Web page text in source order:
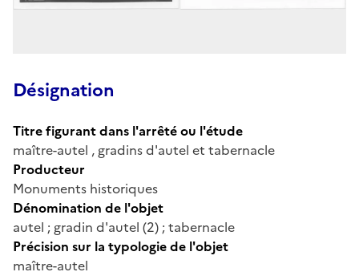
Désignation
Titre figurant dans l'arrêté ou l'étude
maître-autel , gradins d'autel et tabernacle
Producteur
Monuments historiques
Dénomination de l'objet
autel ; gradin d'autel (2) ; tabernacle
Précision sur la typologie de l'objet
maître-autel